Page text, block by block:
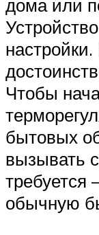
дома или
Чтобы
бытовых
вызывать
требуется
обычную